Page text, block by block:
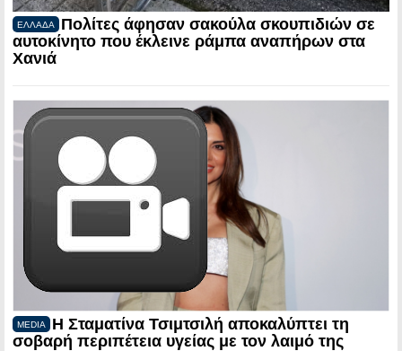
ΕΛΛΑΔΑ
Πολίτες άφησαν σακούλα σκουπιδιών σε
αυτοκίνητο που έκλεινε ράμπα αναπήρων στα
Χανιά
MEDIA
Η Σταματίνα Τσιμτσιλή αποκαλύπτει τη
σοβαρή περιπέτεια υγείας με τον λαιμό της